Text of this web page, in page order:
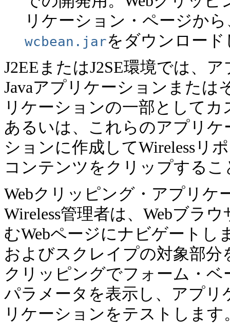
リケーション・ページか
wcbean.jarをダウンロー
J2EEまたはJ2SE環境では、
Javaアプリケーションまたは
リケーションの一部として
あるいは、これらのアプリ
ションに作成してWirelessリ
コンテンツをクリップする
Webクリッピング・アプリケ
Wireless管理者は、Webブラ
むWebページにナビゲート
およびスクレイプの対象部分
クリッピングでフォーム・
パラメータを表示し、アプ
リケーションをテストします